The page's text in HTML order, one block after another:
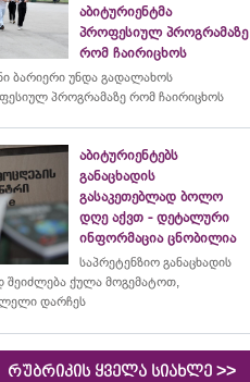
აბიტურიენტმა
პროფესიულ პროგრამაზე
რომ ჩაირიცხოს
ბარიერი უნდა გადალახოს
პროგრამაზე რომ ჩაირიცხოს
აბიტურიენტებს
განაცხადის
გასაკეთებლად ბოლო
დღე აქვთ - დეტალური
ინფორმაცია ცნობილია
საპრეტენზიო განაცხადის
შეიძლება ქულა მოგემატოთ,
დარჩეს
რუბრიკის ყველა სიახლე >>